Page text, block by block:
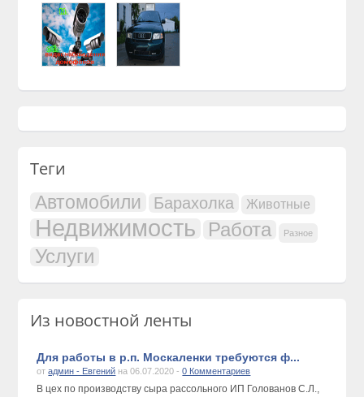
Теги
Автомобили Барахолка Животные
Недвижимость Работа Разное
Услуги
Из новостной ленты
Для работы в р.п. Москаленки требуются ф...
отадмин - Евгений на 06.07.2020 -0 Комментариев
В цех по производству сыра рассольного ИП Голованов С.Л.,